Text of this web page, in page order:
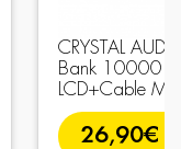
CRYSTAL
Bank 10000
LCD+Cable
26,90€